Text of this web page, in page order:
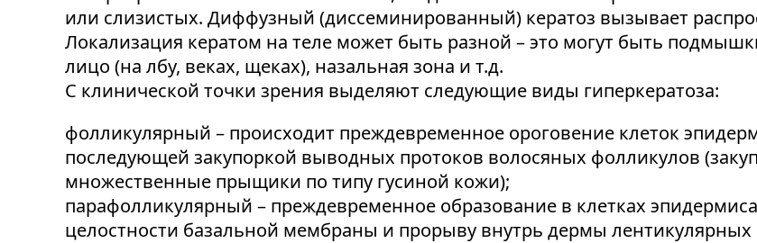
или слизистых. Диффузный (диссеминированный) кератоз вызывает
Локализация кератом на теле может быть разной – это могут быть
лицо (на лбу, веках, щеках), назальная зона и т.д.
С клинической точки зрения выделяют следующие виды гиперкератоза:
фолликулярный – происходит преждевременное ороговение клеток
последующей закупоркой выводных протоков волосяных фолликулов
множественные прыщики по типу гусиной кожи);
парафолликулярный – преждевременное образование в клетках
целостности базальной мембраны и прорыву внутрь дермы